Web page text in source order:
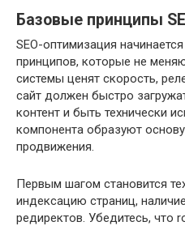
Базовые принципы
SEO-оптимизация
принципов, которые не
системы ценят скорость,
сайт должен быстро
контент и быть технически
компонента образуют
продвижения.
Первым шагом становится
индексацию страниц,
редиректов. Убедитесь, что